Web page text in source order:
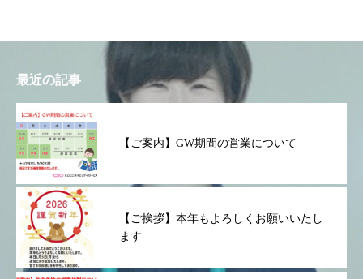
最近の記事
【ご案内】GW期間の営業について
【ご挨拶】本年もよろしくお願いいたし
ます